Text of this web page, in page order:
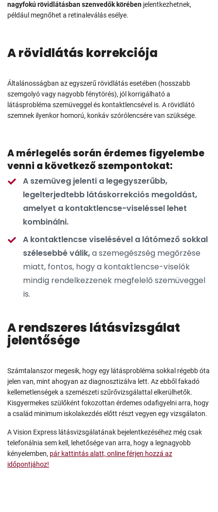
nagyfokú rövidlátásbanszenvedők körében jelentkezhetnek,
például megnőhet a retinaleválás esélye.
A rövidlátás korrekciója
Általánosságban az egyszerű rövidlátás esetében (hosszabb
szemgolyó vagy nagyobb fénytörés), jól korrigálható a
látásprobléma szemüveggel és kontaktlencsével is. A rövidlátó
szemnek ilyenkor homorú, konkáv szórólencsére van szüksége.
A mérlegelés során érdemes figyelembe
venni a következő szempontokat:
A szemüveg jelenti a legegyszerűbb,
legelterjedtebb látáskorrekciós megoldást,
amelyet a kontaktlencse-viseléssel lehet
kombinálni.
A kontaktlencse viselésével a látómező sokkal
szélesebbé válik,a szemegészség megőrzése
miatt, fontos, hogy a kontaktlencse-viselők
mindig rendelkezzenek megfelelő szemüveggel
is.
A rendszeres látásvizsgálat
jelentősége
Számtalanszor megesik, hogy egy látásprobléma sokkal régebb óta
jelen van, mint ahogyan az diagnosztizálva lett. Az ebből fakadó
kellemetlenségek a szemészeti szűrővizsgálattal elkerülhetők.
Kisgyermekes szülőként fokozottan érdemes odafigyelni arra, hogy
a család minimum iskolakezdés előtt részt vegyen egy vizsgálaton.
A Vision Express látásvizsgálatának bejelentkezéséhez még csak
telefonálnia sem kell, lehetősége van arra, hogy a legnagyobb
kényelemben, pár kattintás alatt, online férjen hozzá az
időpontjához!